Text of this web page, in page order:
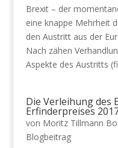
Brexit – der
eine knappe Mehrheit
den Austritt aus der
Nach zähen
Aspekte des Austritts
Die Verleihung des
Erfinderpreises
von Moritz Tillmann
Blogbeitrag